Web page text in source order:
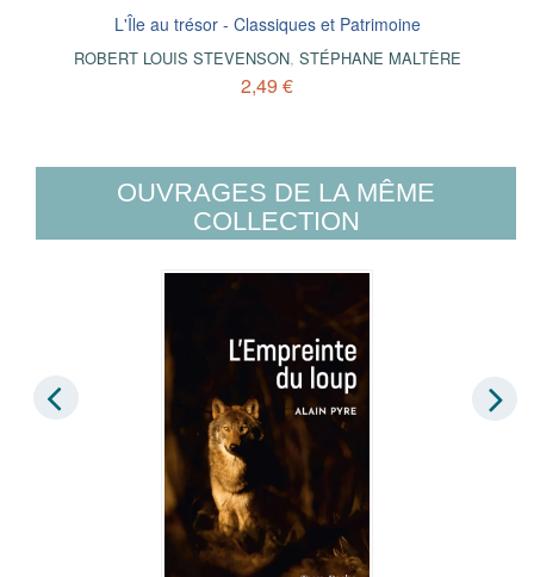
L'Île au trésor - Classiques et Patrimoine
ROBERT LOUIS STEVENSON, STÉPHANE MALTÈRE
2,49 €
OUVRAGES DE LA MÊME
COLLECTION